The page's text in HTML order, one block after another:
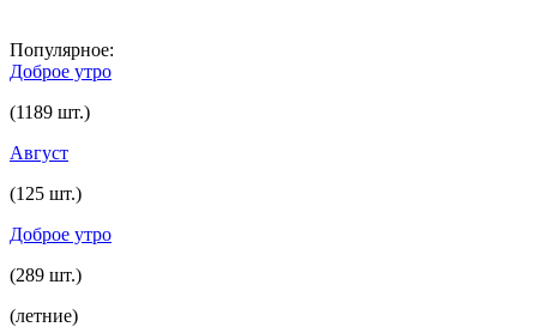
Популярное:
Доброе утро
(1189 шт.)
Август
(125 шт.)
Доброе утро
(289 шт.)
(летние)